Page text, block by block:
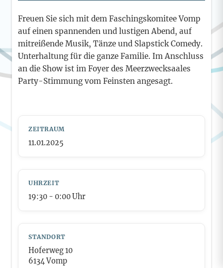
Freuen Sie sich mit dem Faschingskomitee Vomp
auf einen spannenden und lustigen Abend, auf
mitreißende Musik, Tänze und Slapstick Comedy.
Unterhaltung für die ganze Familie. Im Anschluss
an die Show ist im Foyer des Meerzwecksaales
Party-Stimmung vom Feinsten angesagt.
ZEITRAUM
11.01.2025
UHRZEIT
19:30 - 0:00Uhr
STANDORT
Hoferweg 10
6134 Vomp